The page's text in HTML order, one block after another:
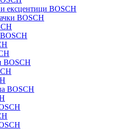
ексцентици BOSCH
BOSCH
BOSCH
BOSCH